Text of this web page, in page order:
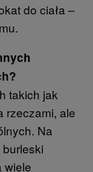
do ciała –
takich jak
rzeczami, ale
Na
wiele